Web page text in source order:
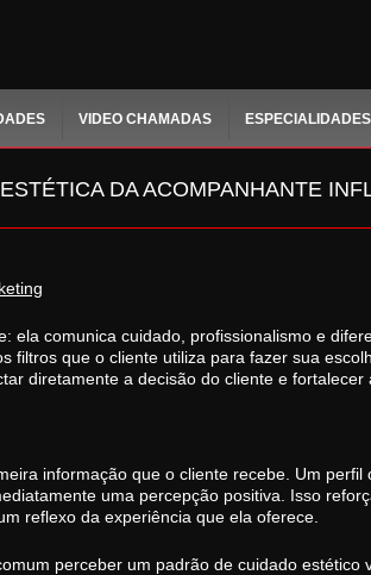
VIDEO CHAMADAS ESPECIALIDADES
DA ACOMPANHANTE
ela comunica cuidado, profissionalismo e
filtros que o cliente utiliza para fazer sua
diretamente a decisão do cliente e fortalecer
informação que o cliente recebe. Um
uma percepção positiva. Isso
reflexo da experiência que ela oferece.
perceber um padrão de cuidado